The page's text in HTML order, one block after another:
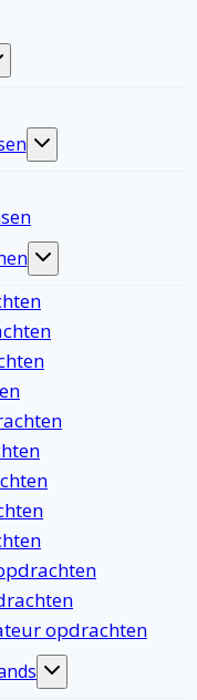
Toggle
Toggle
opdrachten
Toggle